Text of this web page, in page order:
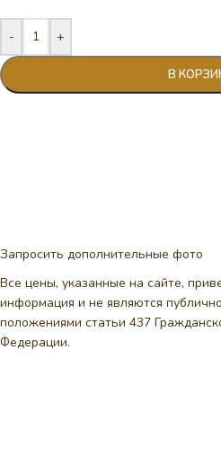
- +
В
Запросить дополнительные фото
Все цены, указанные на сайте,
информация и не являются
положениями статьи 437
Федерации.